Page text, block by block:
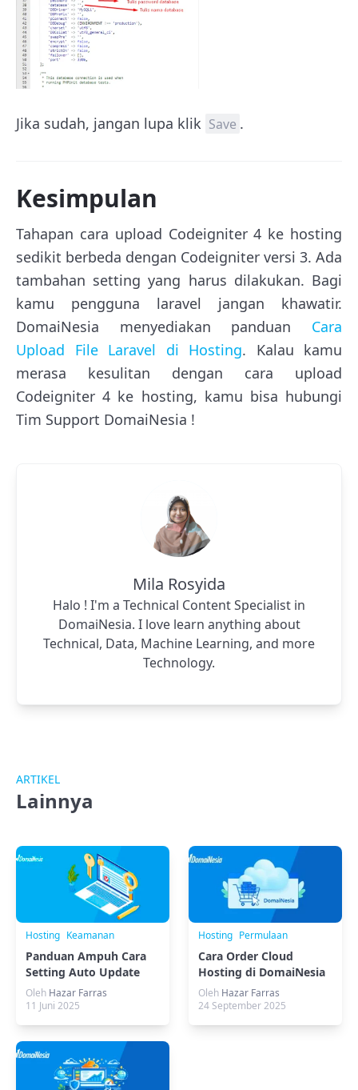
Jika sudah, jangan lupa klik Save .
Kesimpulan
Tahapan cara upload Codeigniter 4 ke hosting
sedikit berbeda dengan Codeigniter versi 3. Ada
tambahan setting yang harus dilakukan. Bagi
kamu pengguna laravel jangan khawatir.
DomaiNesia menyediakan panduan Cara
Upload File Laravel di Hosting. Kalau kamu
merasa kesulitan dengan cara upload
Codeigniter 4 ke hosting, kamu bisa hubungi
Tim Support DomaiNesia !
Mila Rosyida
Halo ! I'm a Technical Content Specialist in
DomaiNesia. I love learn anything about
Technical, Data, Machine Learning, and more
Technology.
ARTIKEL
Lainnya
Hosting Keamanan
Panduan Ampuh Cara
Setting Auto Update
pada WordPress
Oleh Hazar Farras
11 Juni 2025
Hosting Permulaan
Cara Order Cloud
Hosting di DomaiNesia
Oleh Hazar Farras
24 September 2025